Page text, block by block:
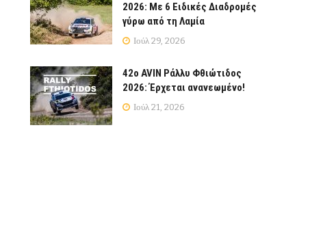
2026: Με 6 Ειδικές Διαδρομές
γύρω από τη Λαμία
Ιούλ 29, 2026
42ο AVIN Ράλλυ Φθιώτιδος
2026: Έρχεται ανανεωμένο!
Ιούλ 21, 2026